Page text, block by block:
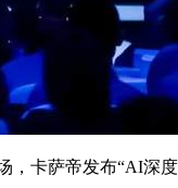
萨帝发布“AI深